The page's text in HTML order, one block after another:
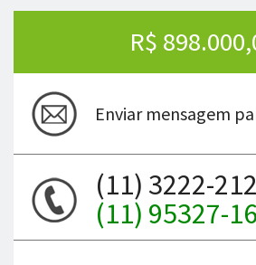
R$
Enviar mensagem
(11) 3222-
(11) 95327-